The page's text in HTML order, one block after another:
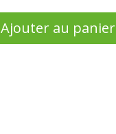
Ajouter au panier